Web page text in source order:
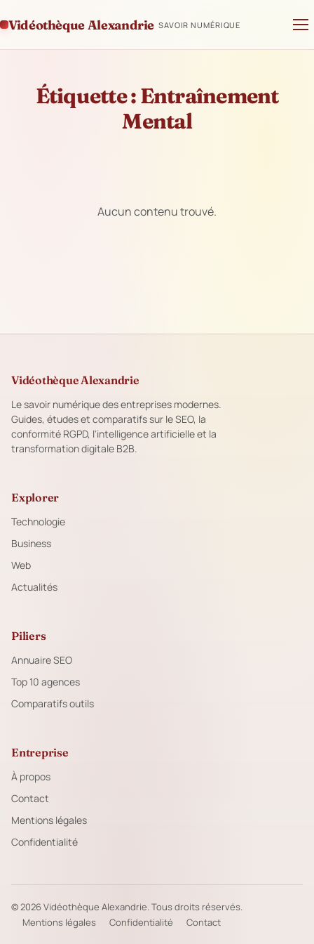
Vidéothèque Alexandrie SAVOIR NUMÉRIQUE
Étiquette :Entraînement
Mental
Aucun contenu trouvé.
Vidéothèque Alexandrie
Le savoir numérique des entreprises modernes.
Guides, études et comparatifs sur le SEO, la
conformité RGPD, l'intelligence artificielle et la
transformation digitale B2B.
Explorer
Technologie
Business
Web
Actualités
Piliers
Annuaire SEO
Top 10 agences
Comparatifs outils
Entreprise
À propos
Contact
Mentions légales
Confidentialité
© 2026 Vidéothèque Alexandrie. Tous droits réservés.
Mentions légales
Confidentialité Contact